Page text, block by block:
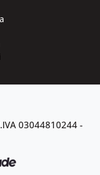
03044810244-